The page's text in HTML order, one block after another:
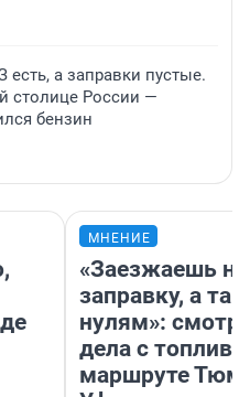
а заправки пустые.
столице России —
бензин
МНЕНИЕ
«Заезжаешь на
заправку, а
нулям»:
дела с
маршруте